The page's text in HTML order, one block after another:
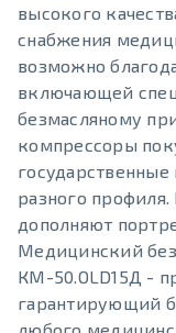
высокого
снабжения
возможно
включающей
безмасляному
компрессоры
разного
дополняют
Медицинский
КМ-50.OLD15Д -
гарантирующий